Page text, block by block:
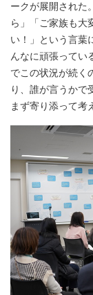
ークが展開された
ら」「ご家族も大
い！」という言葉
んなに頑張ってい
でこの状況が続く
り、誰が言うかで
まず寄り添って考